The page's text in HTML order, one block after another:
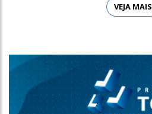
VEJA MAIS